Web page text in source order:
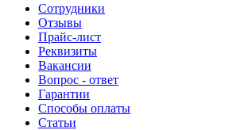
Сотрудники
Отзывы
Прайс-лист
Реквизиты
Вакансии
Вопрос - ответ
Гарантии
Способы оплаты
Статьи